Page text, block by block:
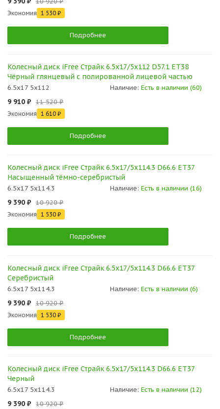
Экономия 1 530 ₽
Подробнее
Колесный диск iFree Страйк 6.5x17/5x112 D57.1 ET38
Чёрный глянцевый с полированной лицевой частью
6.5x17 5x112 Наличие: Есть в наличии (60)
9 910 ₽ 11 520 ₽
Экономия 1 610 ₽
Подробнее
Колесный диск iFree Страйк 6.5x17/5x114.3 D66.6 ET37
Насыщенный тёмно-серебристый
6.5x17 5x114.3 Наличие: Есть в наличии (16)
9 390 ₽ 10 920 ₽
Экономия 1 530 ₽
Подробнее
Колесный диск iFree Страйк 6.5x17/5x114.3 D66.6 ET37
Серебристый
6.5x17 5x114.3 Наличие: Есть в наличии (6)
9 390 ₽ 10 920 ₽
Экономия 1 530 ₽
Подробнее
Колесный диск iFree Страйк 6.5x17/5x114.3 D66.6 ET37
Черный
6.5x17 5x114.3 Наличие: Есть в наличии (12)
9 390 ₽ 10 920 ₽